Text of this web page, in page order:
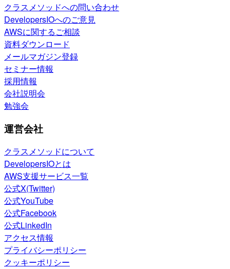
クラスメソッドへの問い合わせ
DevelopersIOへのご意見
AWSに関するご相談
資料ダウンロード
メールマガジン登録
セミナー情報
採用情報
会社説明会
勉強会
運営会社
クラスメソッドについて
DevelopersIOとは
AWS支援サービス一覧
公式X(Twitter)
公式YouTube
公式Facebook
公式LinkedIn
アクセス情報
プライバシーポリシー
クッキーポリシー